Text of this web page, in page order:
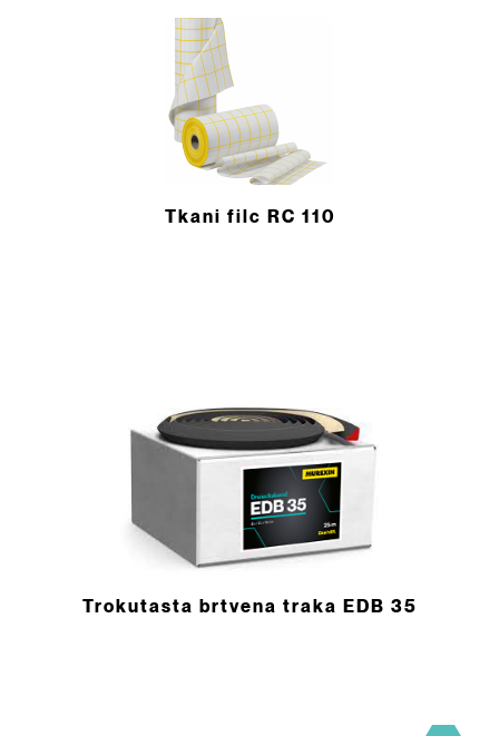
Tkani filc RC 110
Trokutasta brtvena traka EDB 35